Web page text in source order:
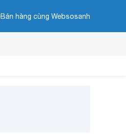
Bán hàng cùng Websosanh